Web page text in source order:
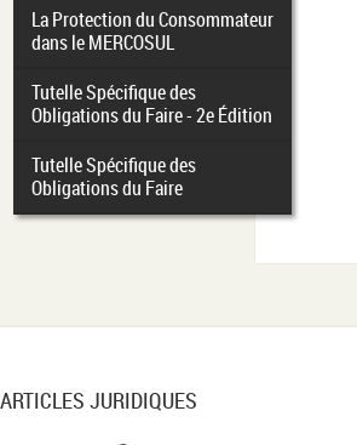
La Protection du Consommateur
dans le MERCOSUL
Tutelle Spécifique des
Obligations du Faire - 2e Édition
Tutelle Spécifique des
Obligations du Faire
ARTICLES JURIDIQUES